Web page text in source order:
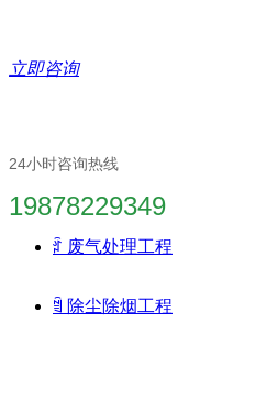
立即咨询
24小时咨询热线
19878229349
ꄁ 废气处理工程
ꁢ 除尘除烟工程